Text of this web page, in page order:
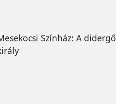
Színház: A didergő